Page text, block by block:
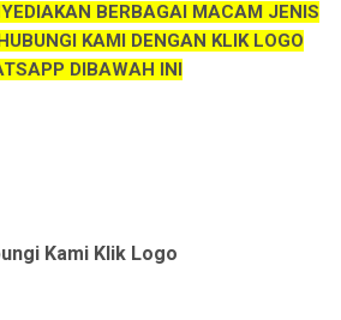
BERBAGAI MACAM JENIS
KAMI DENGAN KLIK LOGO
DIBAWAH INI
Kami Klik Logo